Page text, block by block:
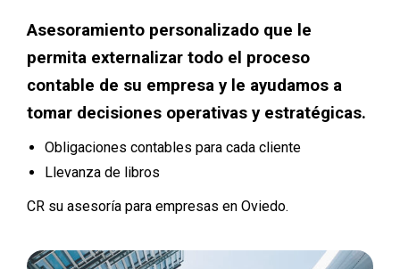
Asesoramiento personalizado que le
permita externalizar todo el proceso
contable de su empresa y le ayudamos a
tomar decisiones operativas y estratégicas.
Obligaciones contables para cada cliente
Llevanza de libros
CR su asesoría para empresas en Oviedo.